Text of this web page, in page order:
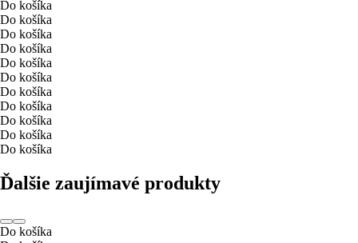
Do košíka
Do košíka
Do košíka
Do košíka
Do košíka
Do košíka
Do košíka
Do košíka
Do košíka
Do košíka
Do košíka
Ďalšie zaujímavé produkty
Do košíka